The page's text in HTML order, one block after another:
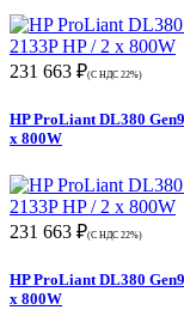
231 663 ₽(С НДС 22%)
HP ProLiant DL380
x 800W
231 663 ₽(С НДС 22%)
HP ProLiant DL380
x 800W